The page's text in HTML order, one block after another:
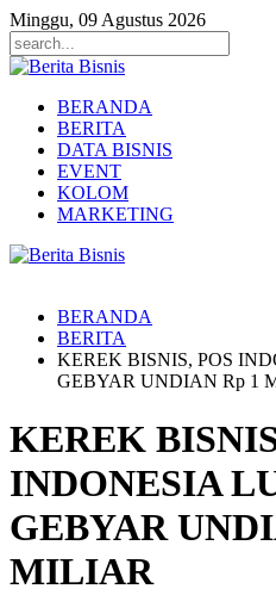
Minggu, 09 Agustus 2026
BERANDA
BERITA
DATA BISNIS
EVENT
KOLOM
MARKETING
BERANDA
BERITA
KEREK BISNIS, POS
GEBYAR UNDIAN Rp 1
KEREK
INDONESIA
GEBYAR
MILIAR